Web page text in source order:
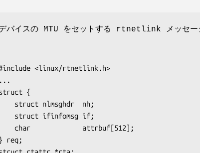
バイスの MTU をセットする rtnetlink メッセー
<linux/rtnetlink.h>
...
{
req;